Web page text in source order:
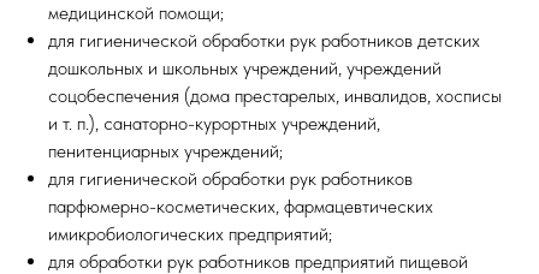
медицинской помощи;
для гигиенической обработки рук работников детских
дошкольных и школьных учреждений, учреждений
соцобеспечения (дома престарелых, инвалидов, хосписы
и т. п.), санаторно-курортных учреждений,
пенитенциарных учреждений;
для гигиенической обработки рук работников
парфюмерно-косметических, фармацевтических
имикробиологических предприятий;
для обработки рук работников предприятий пищевой